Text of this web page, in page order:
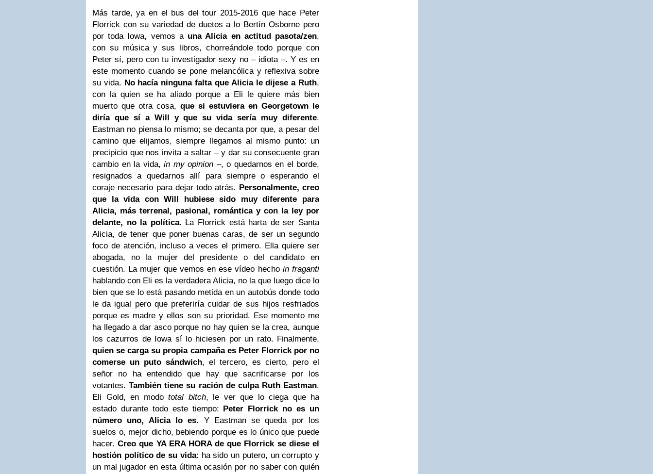
Más tarde, ya en el bus del tour 2015-2016 que hace Peter
Florrick con su variedad de duetos a lo Bertín Osborne pero
por toda Iowa, vemos a una Alicia en actitud pasota/zen,
con su música y sus libros, chorreándole todo porque con
Peter sí, pero con tu investigador sexy no – idiota –. Y es en
este momento cuando se pone melancólica y reflexiva sobre
su vida. No hacía ninguna falta que Alicia le dijese a Ruth,
con la quien se ha aliado porque a Eli le quiere más bien
muerto que otra cosa, que si estuviera en Georgetown le
diría que sí a Will y que su vida sería muy diferente.
Eastman no piensa lo mismo; se decanta por que, a pesar del
camino que elijamos, siempre llegamos al mismo punto: un
precipicio que nos invita a saltar – y dar su consecuente gran
cambio en la vida, in my opinion –, o quedarnos en el borde,
resignados a quedarnos allí para siempre o esperando el
coraje necesario para dejar todo atrás. Personalmente, creo
que la vida con Will hubiese sido muy diferente para
Alicia, más terrenal, pasional, romántica y con la ley por
delante, no la política. La Florrick está harta de ser Santa
Alicia, de tener que poner buenas caras, de ser un segundo
foco de atención, incluso a veces el primero. Ella quiere ser
abogada, no la mujer del presidente o del candidato en
cuestión. La mujer que vemos en ese vídeo hecho in fraganti
hablando con Eli es la verdadera Alicia, no la que luego dice lo
bien que se lo está pasando metida en un autobús donde todo
le da igual pero que preferiría cuidar de sus hijos resfriados
porque es madre y ellos son su prioridad. Ese momento me
ha llegado a dar asco porque no hay quien se la crea, aunque
los cazurros de Iowa sí lo hiciesen por un rato. Finalmente,
quien se carga su propia campaña es Peter Florrick por no
comerse un puto sándwich, el tercero, es cierto, pero el
señor no ha entendido que hay que sacrificarse por los
votantes.También tiene su ración de culpa Ruth Eastman.
Eli Gold, en modo total bitch, le ver que lo ciega que ha
estado durante todo este tiempo: Peter Florrick no es un
número uno, Alicia lo es. Y Eastman se queda por los
suelos o, mejor dicho, bebiendo porque es lo único que puede
hacer.Creo que YA ERA HORA de que Florrick se diese el
hostión político de su vida: ha sido un putero, un corrupto y
un mal jugador en esta última ocasión por no saber con quién